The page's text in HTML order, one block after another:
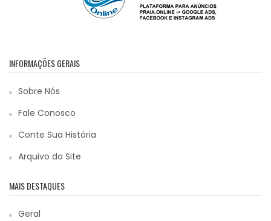
INFORMAÇÕES GERAIS
Sobre Nós
Fale Conosco
Conte Sua História
Arquivo do Site
MAIS DESTAQUES
Geral